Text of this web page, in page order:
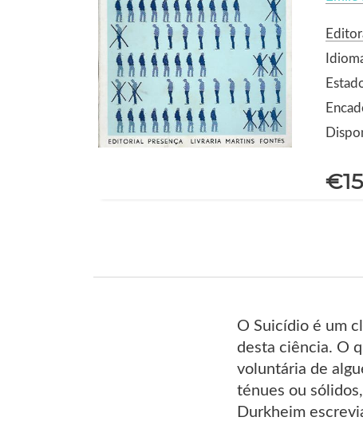
€15
O Suicídio é um
desta ciência. O
voluntária de
ténues ou
Durkheim